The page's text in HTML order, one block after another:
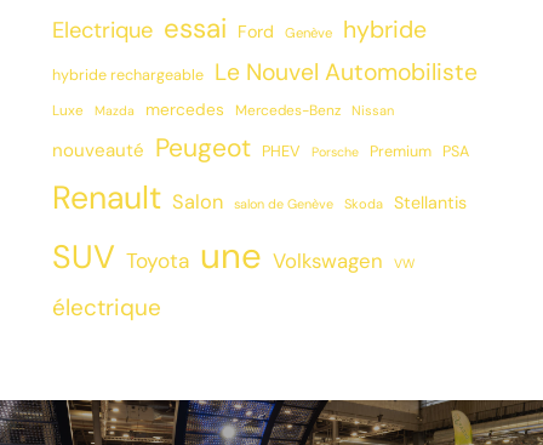
Electrique essai Ford Genève hybride
hybride rechargeable Le Nouvel Automobiliste
Luxe Mazda mercedes Mercedes-Benz Nissan
nouveauté Peugeot PHEV Porsche Premium PSA
Renault Salon salon de Genève Skoda Stellantis
SUV Toyota une Volkswagen VW
électrique